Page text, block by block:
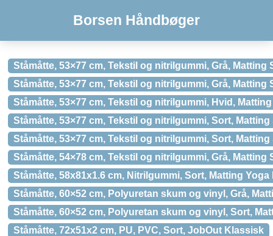
Borsen Håndbøger
Ståmåtte, 53×77 cm, Tekstil og nitrilgummi, Grå, Matting
Ståmåtte, 53×77 cm, Tekstil og nitrilgummi, Grå, Matting
Ståmåtte, 53×77 cm, Tekstil og nitrilgummi, Hvid,
Ståmåtte, 53×77 cm, Tekstil og nitrilgummi, Sort,
Ståmåtte, 53×77 cm, Tekstil og nitrilgummi, Sort,
Ståmåtte, 54×78 cm, Tekstil og nitrilgummi, Grå, Matting
Ståmåtte, 58x81x1.6 cm, Nitrilgummi, Sort, Matting Yoga
Ståmåtte, 60×52 cm, Polyuretan skum og vinyl, Grå,
Ståmåtte, 60×52 cm, Polyuretan skum og vinyl, Sort,
Ståmåtte, 72x51x2 cm, PU, PVC, Sort, JobOut Klassisk